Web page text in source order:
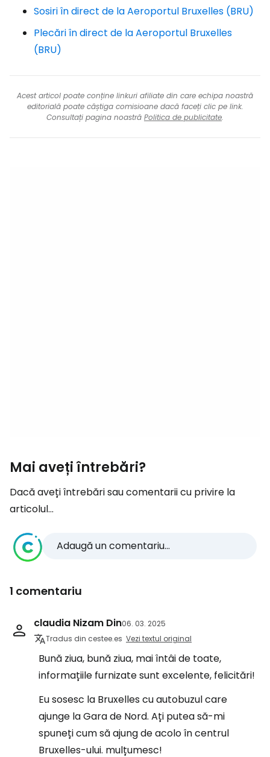
Sosiri în direct de la Aeroportul Bruxelles (BRU)
Plecări în direct de la Aeroportul Bruxelles
(BRU)
Acest articol poate conține linkuri afiliate din care echipa noastră
editorială poate câștiga comisioane dacă faceți clic pe link.
Consultați pagina noastră Politica de publicitate.
Mai aveți întrebări?
Dacă aveți întrebări sau comentarii cu privire la
articolul...
Adaugă un comentariu...
1 comentariu
claudia Nizam Din06. 03. 2025
Tradus din cestee.es Vezi textul original
Bună ziua, bună ziua, mai întâi de toate,
informațiile furnizate sunt excelente, felicitări!
Eu sosesc la Bruxelles cu autobuzul care
ajunge la Gara de Nord. Ați putea să-mi
spuneți cum să ajung de acolo în centrul
Bruxelles-ului. mulțumesc!